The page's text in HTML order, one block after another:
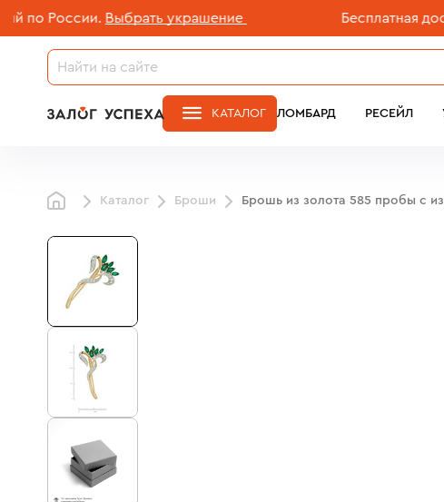
России. Выбрать украшение Бесплатная
ЛОМБАРД РЕСЕЙЛ
КАТАЛОГ
Каталог Броши Брошь из золота 585 пробы с